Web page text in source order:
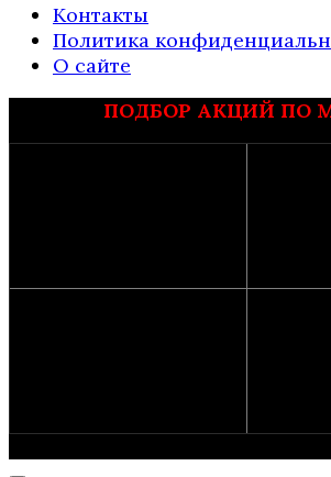
Контакты
Политика
О сайте
ПОДБОР АКЦИЙ ПО